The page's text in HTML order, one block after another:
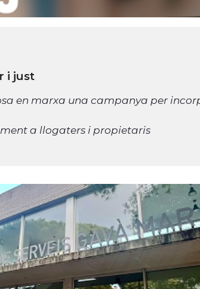
i just
en marxa una campanya per
a llogaters i propietaris